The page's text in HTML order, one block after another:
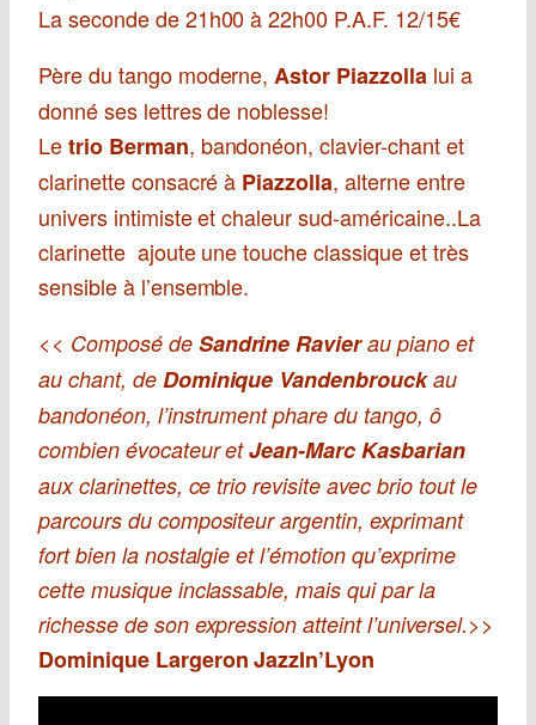
La seconde de 21h00 à 22h00 P.A.F. 12/15€
Père du tango moderne, Astor Piazzolla lui a
donné ses lettres de noblesse!
Letrio Berman, bandonéon, clavier-chant et
clarinette consacré à Piazzolla, alterne entre
univers intimiste et chaleur sud-américaine..La
clarinette ajoute une touche classique et très
sensible à l’ensemble.
<< Composé deSandrine Ravierau piano et
au chant, de Dominique Vandenbrouckau
bandonéon, l’instrument phare du tango, ô
combien évocateur etJean-Marc Kasbarian
aux clarinettes, ce trio revisite avec brio tout le
parcours du compositeur argentin, exprimant
fort bien la nostalgie et l’émotion qu’exprime
cette musique inclassable, mais qui par la
richesse de son expression atteint l’universel.>>
Dominique Largeron JazzIn’Lyon